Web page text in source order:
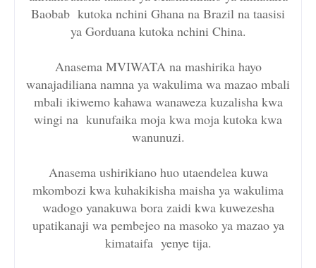
Baobab kutoka nchini Ghana na Brazil na taasisi
ya Gorduana kutoka nchini China.
Anasema MVIWATA na mashirika hayo
wanajadiliana namna ya wakulima wa mazao mbali
mbali ikiwemo kahawa wanaweza kuzalisha kwa
wingi na kunufaika moja kwa moja kutoka kwa
wanunuzi.
Anasema ushirikiano huo utaendelea kuwa
mkombozi kwa kuhakikisha maisha ya wakulima
wadogo yanakuwa bora zaidi kwa kuwezesha
upatikanaji wa pembejeo na masoko ya mazao ya
kimataifa yenye tija.